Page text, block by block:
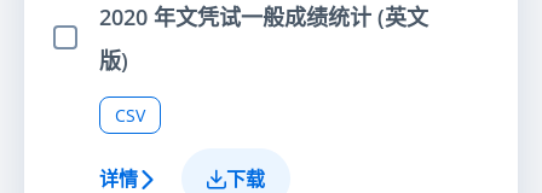
选择项目
2020 年文凭试一般成绩统计 (英文
版)
CSV
详情 下载